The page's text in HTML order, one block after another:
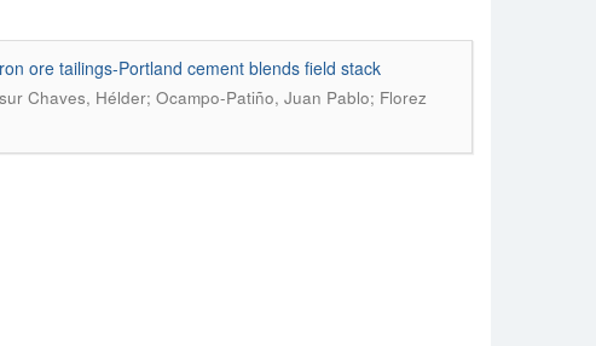
ore tailings-Portland cement blends field stack
Chaves, Hélder; Ocampo-Patiño, Juan Pablo; Florez